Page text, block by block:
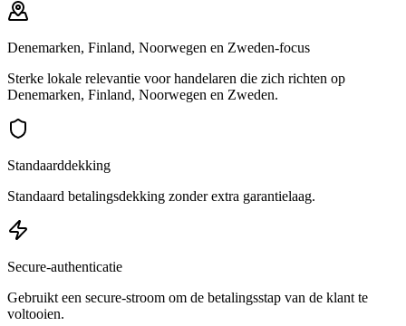
Denemarken, Finland, Noorwegen en Zweden-focus
Sterke lokale relevantie voor handelaren die zich richten op
Denemarken, Finland, Noorwegen en Zweden.
Standaarddekking
Standaard betalingsdekking zonder extra garantielaag.
Secure-authenticatie
Gebruikt een secure-stroom om de betalingsstap van de klant te
voltooien.